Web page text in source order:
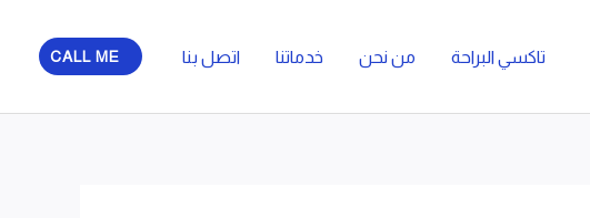
تاكسي البراحة من نحن خدماتنا اتصل بنا CALL ME